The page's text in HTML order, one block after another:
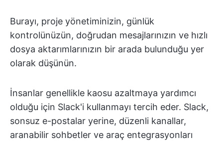
Burayı, proje yönetiminizin, günlük
kontrolünüzün, doğrudan mesajlarınızın ve hızlı
dosya aktarımlarınızın bir arada bulunduğu yer
olarak düşünün.
İnsanlar genellikle kaosu azaltmaya yardımcı
olduğu için Slack'i kullanmayı tercih eder. Slack,
sonsuz e-postalar yerine, düzenli kanallar,
aranabilir sohbetler ve araç entegrasyonları